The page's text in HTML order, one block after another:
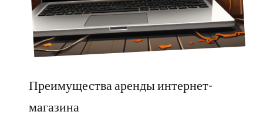
Преимущества аренды интернет-
магазина